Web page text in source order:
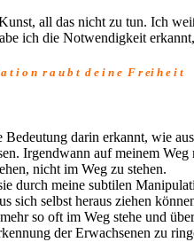
all das nicht zu tun. Ich
ich die Notwendigkeit
n r a u b t d e i n e F r ei h e i t
Bedeutung darin erkannt, wie
Irgendwann auf meinem
nicht im Weg zu stehen.
durch meine subtilen
sich selbst heraus ziehen
so oft im Weg stehe und
der Erwachsenen zu